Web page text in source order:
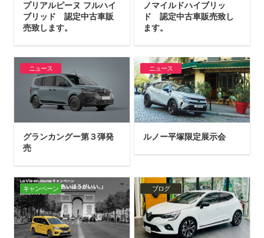
プリアルピーヌ フルハイ
ブリッド 認定中古車販
売致します。
ノマイルドハイブリッ
ド 認定中古車販売致し
ます。
ニュース
グランカングー第３弾発
売
ニュース
ルノー平塚限定展示会
キャンペーン ブログ